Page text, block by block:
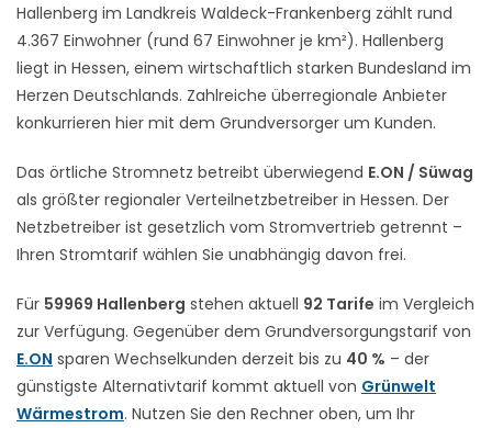
Hallenberg im Landkreis Waldeck-Frankenberg zählt rund
4.367 Einwohner (rund 67 Einwohner je km²). Hallenberg
liegt in Hessen, einem wirtschaftlich starken Bundesland im
Herzen Deutschlands. Zahlreiche überregionale Anbieter
konkurrieren hier mit dem Grundversorger um Kunden.
Das örtliche Stromnetz betreibt überwiegend E.ON / Süwag
als größter regionaler Verteilnetzbetreiber in Hessen. Der
Netzbetreiber ist gesetzlich vom Stromvertrieb getrennt –
Ihren Stromtarif wählen Sie unabhängig davon frei.
Für 59969 Hallenberg stehen aktuell 92 Tarife im Vergleich
zur Verfügung. Gegenüber dem Grundversorgungstarif von
E.ON sparen Wechselkunden derzeit bis zu 40 % – der
günstigste Alternativtarif kommt aktuell von Grünwelt
Wärmestrom. Nutzen Sie den Rechner oben, um Ihr